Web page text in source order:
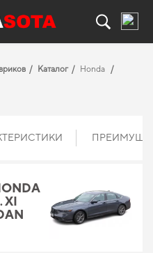
Каталог
Honda
XI